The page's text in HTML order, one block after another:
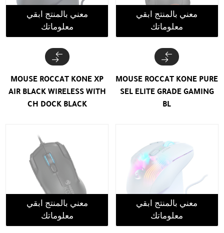
معني بالمنتج ابقي
معلوماتك
MOUSE ROCCAT KONE PURE
SEL ELITE GRADE GAMING
BL
معني بالمنتج ابقي
معلوماتك
MOUSE ROCCAT KONE XP
AIR BLACK WIRELESS WITH
CH DOCK BLACK
معني بالمنتج ابقي
معلوماتك
معني بالمنتج ابقي
معلوماتك